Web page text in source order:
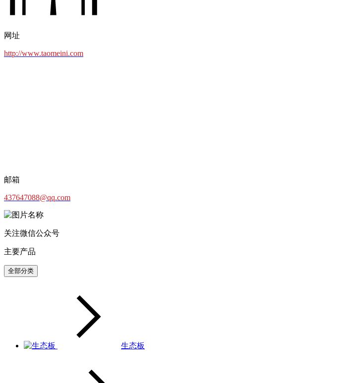
网址
http://www.taomeini.com
邮箱
437647088@qq.com
关注微信公众号
主要产品
全部分类
生态板